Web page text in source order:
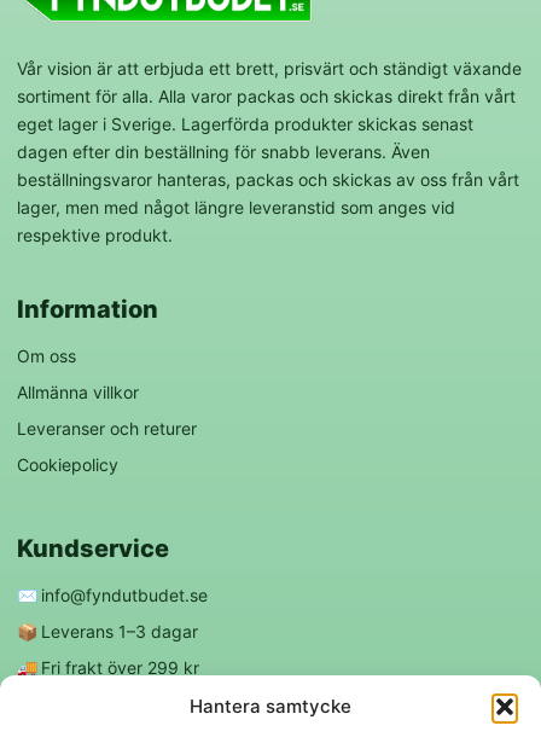
Hantera samtycke
Vår vision är att erbjuda ett brett, prisvärt och ständigt växande
sortiment för alla. Alla varor packas och skickas direkt från vårt
eget lager i Sverige. Lagerförda produkter skickas senast
dagen efter din beställning för snabb leverans. Även
beställningsvaror hanteras, packas och skickas av oss från vårt
lager, men med något längre leveranstid som anges vid
respektive produkt.
Information
Om oss
Allmänna villkor
Leveranser och returer
Cookiepolicy
Kundservice
✉️ info@fyndutbudet.se
📦 Leverans 1–3 dagar
🚚 Fri frakt över 299 kr